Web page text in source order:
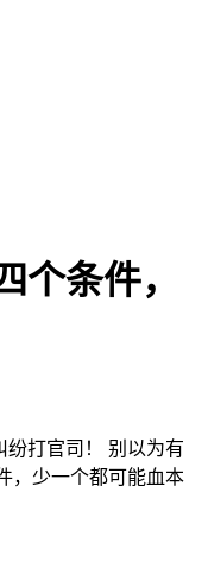
个条件，
打官司！ 别以为有
，少一个都可能血本